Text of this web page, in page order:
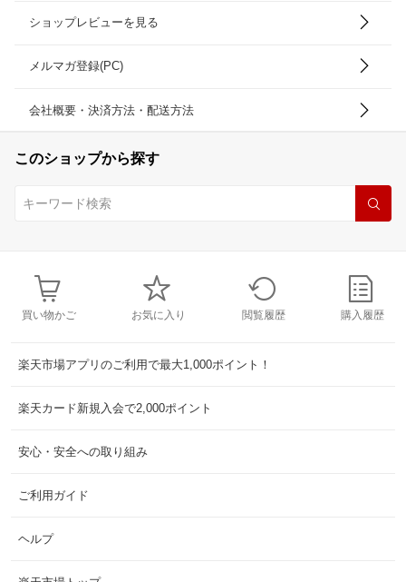
ショップレビューを見る
メルマガ登録(PC)
会社概要・決済方法・配送方法
このショップから探す
買い物かご お気に入り 閲覧履歴 購入履歴
楽天市場アプリのご利用で最大1,000ポイント！
楽天カード新規入会で2,000ポイント
安心・安全への取り組み
ご利用ガイド
ヘルプ